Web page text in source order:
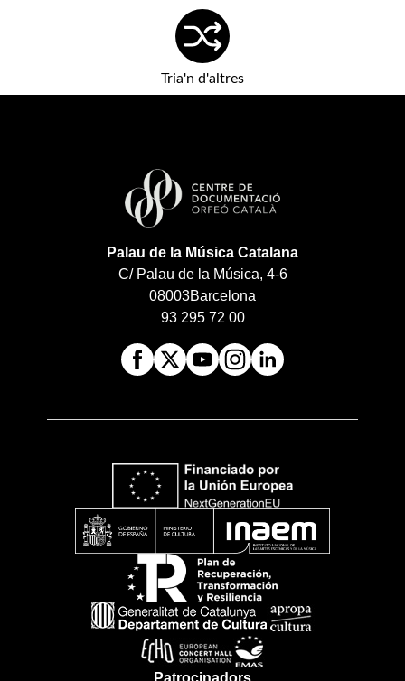
Tria'n d'altres
Palau de la Música Catalana
C/ Palau de la Música, 4-6
08003Barcelona
93 295 72 00